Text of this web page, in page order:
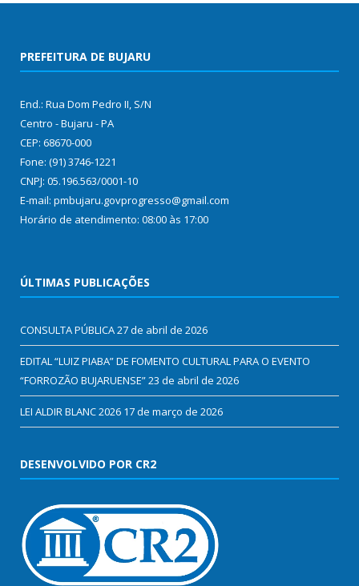
PREFEITURA DE BUJARU
End.: Rua Dom Pedro II, S/N
Centro - Bujaru - PA
CEP: 68670-000
Fone: (91) 3746-1221
CNPJ: 05.196.563/0001-10
E-mail: pmbujaru.govprogresso@gmail.com
Horário de atendimento: 08:00 às 17:00
ÚLTIMAS PUBLICAÇÕES
CONSULTA PÚBLICA27 de abril de 2026
EDITAL “LUIZ PIABA” DE FOMENTO CULTURAL PARA O EVENTO
“FORROZÃO BUJARUENSE”23 de abril de 2026
LEI ALDIR BLANC 2026 17 de março de 2026
DESENVOLVIDO POR CR2